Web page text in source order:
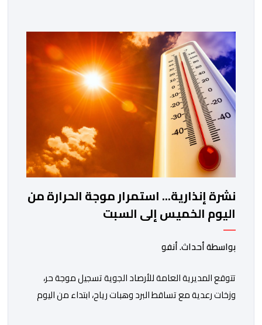
عبور الحدود بشكل غير قانوني. وحسب مصادر مطلعة، فقد
أسفرت الأبحاث التقنية المنجزة عن تحديد هوية المشتبه فيه
الأول، الذي يعتقد أنه كان يشرف […]
نشرة إنذارية... استمرار موجة الحرارة من
اليوم الخميس إلى السبت
بواسطة أحداث. أنفو
تتوقع المديرية العامة للأرصاد الجوية تسجيل موجة حر،
وزخات رعدية مع تساقط البرد وهبات رياح، ابتداء من اليوم